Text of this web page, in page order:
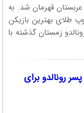
به همراه النصر در لیگ زیر ۱۳ سال عربستان قهرمان شد. به
فارس، جونیور پسر کریستیانو رونالدو دارنده ۵ توپ طلای بهترین بازیکن
رونالدو زمستان گذشته با
رونالدو برای